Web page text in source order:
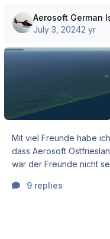
July 3, 20242 yr
Mit viel Freunde habe
dass Aerosoft Ostfriesland
war der Freunde nicht
nördlichen Teil von
9 replies